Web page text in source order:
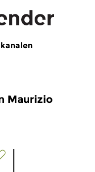
Maurizio